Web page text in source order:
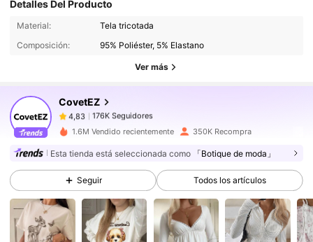
Detalles Del Producto
Material:
Tela tricotada
Composición:
95% Poliéster, 5% Elastano
Ver más
CovetEZ
176K Seguidores
4,83
176K Seguidores
l***1
pagóHace 1 día
4,83 176K Seguidores
4,83 176K Seguidores
1.6M Vendido recientemente 350K Recompra
Esta tienda está seleccionada como 「Botique de moda」
Seguir Todos los artículos